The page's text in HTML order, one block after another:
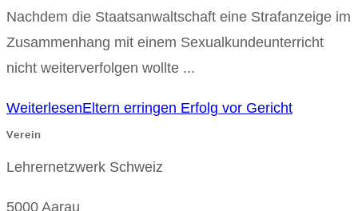
Nachdem die Staatsanwaltschaft eine Strafanzeige im
Zusammenhang mit einem Sexualkundeunterricht
nicht weiterverfolgen wollte ...
WeiterlesenEltern erringen Erfolg vor Gericht
Verein
Lehrernetzwerk Schweiz
5000 Aarau